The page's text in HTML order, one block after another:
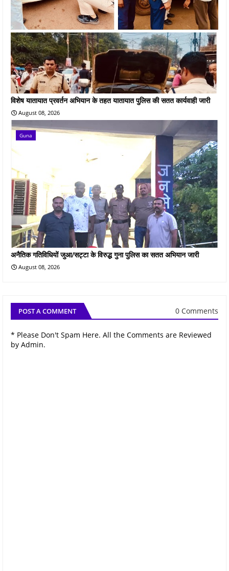
विशेष यातायात प्रवर्तन अभियान के तहत यातायात पुलिस की सतत कार्यवाही जारी
August 08, 2026
Guna
अनैतिक गतिविधियों जुआ/सट्टा के विरुद्ध गुना पुलिस का सतत अभियान जारी
August 08, 2026
POST A COMMENT 0 Comments
* Please Don't Spam Here. All the Comments are Reviewed
by Admin.